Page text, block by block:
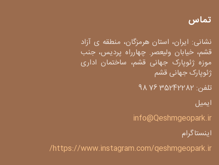
تماس
نشانی: ایران، استان هرمزگان، منطقه ی آزاد
قشم، خیابان ولیعصر. چهارراه پردیس، جنب
موزه ژئوپارک جهانی قشم، ساختمان اداری
ژئوپارک جهانی قشم
تلفن: 35242282 76 98
ایمیل
info@Qeshmgeopark.ir
اینستاگرام
https://www.instagram.com/qeshmgeopark.ir/